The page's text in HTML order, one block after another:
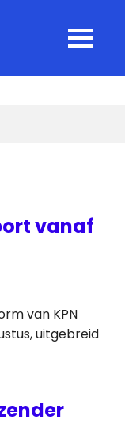
MENU
vanaf
van KPN
uitgebreid